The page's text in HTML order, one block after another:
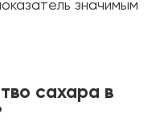
значимым
сахара в